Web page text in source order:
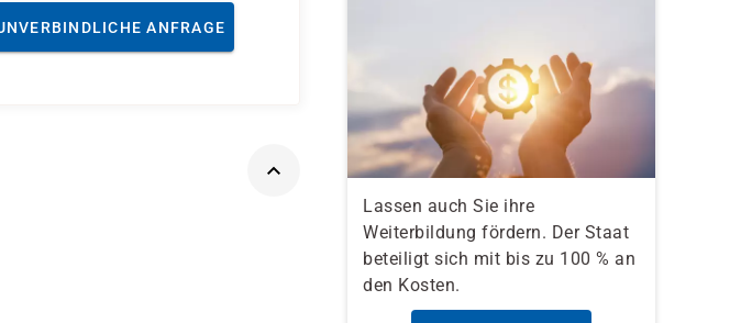
ANFRAGE
Lassen auch Sie ihre
Weiterbildung fördern. Der Staat
beteiligt sich mit bis zu 100 % an
den Kosten.